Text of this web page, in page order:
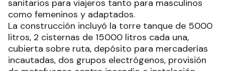
sanitarios para viajeros tanto para masculinos
como femeninos y adaptados.
La construcción incluyó la torre tanque de 5000
litros, 2 cisternas de 15000 litros cada una,
cubierta sobre ruta, depósito para mercaderías
incautadas, dos grupos electrógenos, provisión